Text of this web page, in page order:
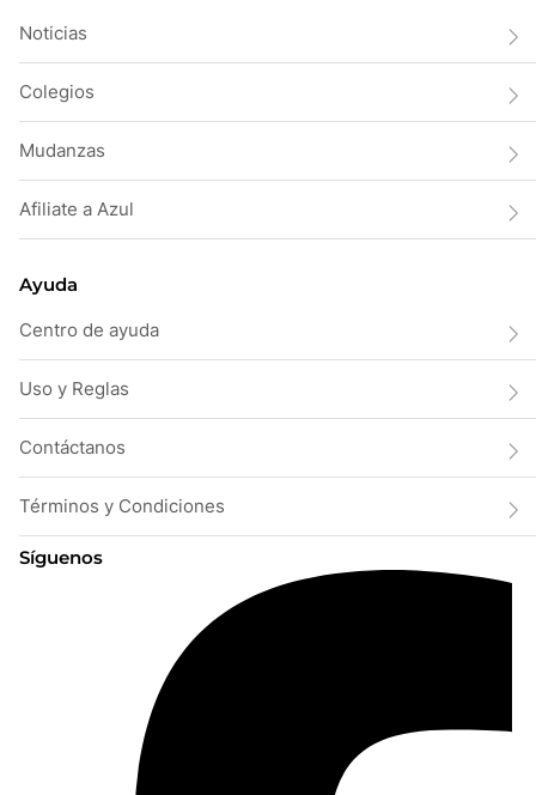
Noticias
Colegios
Mudanzas
Afiliate a Azul
Ayuda
Centro de ayuda
Uso y Reglas
Contáctanos
Términos y Condiciones
Síguenos